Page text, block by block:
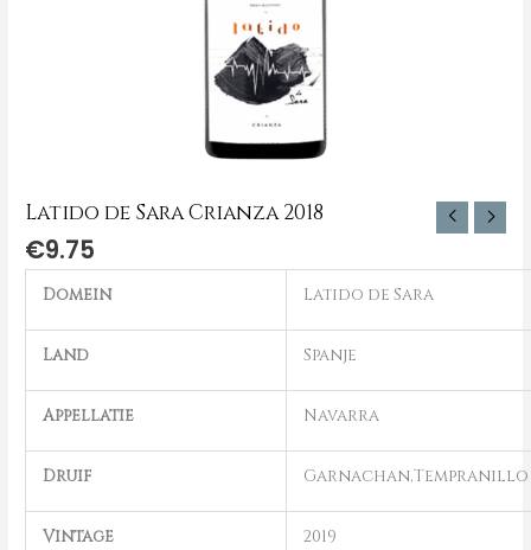
Latido de Sara Crianza 2018
€9.75
Domein Latido de Sara
Land Spanje
Appellatie Navarra
Druif Garnachan,Tempranillo
Vintage 2019